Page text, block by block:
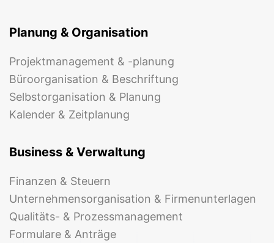
Planung & Organisation
Projektmanagement & -planung
Büroorganisation & Beschriftung
Selbstorganisation & Planung
Kalender & Zeitplanung
Business & Verwaltung
Finanzen & Steuern
Unternehmensorganisation & Firmenunterlagen
Qualitäts- & Prozessmanagement
Formulare & Anträge